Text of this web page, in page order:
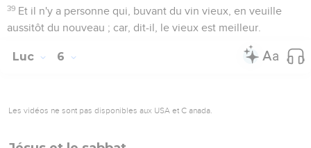
39 Et il n'y a personne qui, buvant du vin vieux, en veuille
aussitôt du nouveau ; car, dit-il, le vieux est meilleur.
Luc 6
Les vidéos ne sont pas disponibles aux USA et C anada.